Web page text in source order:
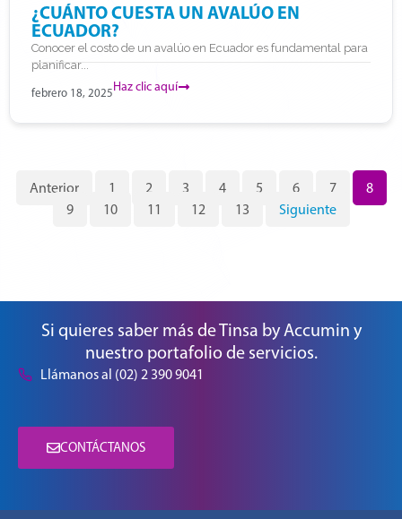
¿CUÁNTO CUESTA UN AVALÚO EN
ECUADOR?
Conocer el costo de un avalúo en Ecuador es fundamental para
planificar...
febrero 18, 2025Haz clic aquí
Anterior 1 2 3 4 5 6 7
8
9
10 11 12 13 Siguiente
Si quieres saber más de Tinsa by Accumin y
nuestro portafolio de servicios.
Llámanos al (02) 2 390 9041
CONTÁCTANOS